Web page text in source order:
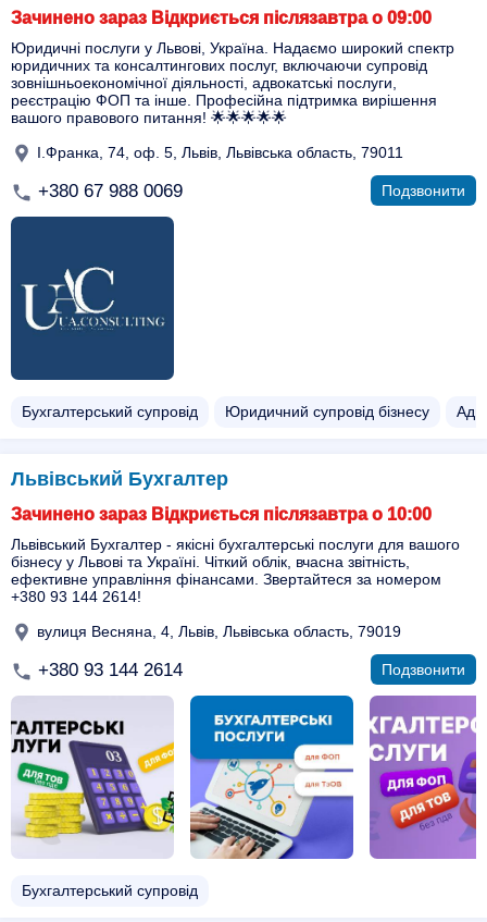
Зачинено зараз Відкриється післязавтра о 09:00
Юридичні послуги у Львові, Україна. Надаємо широкий спектр
юридичних та консалтингових послуг, включаючи супровід
зовнішньоекономічної діяльності, адвокатські послуги,
реєстрацію ФОП та інше. Професійна підтримка вирішення
вашого правового питання! 🌟🌟🌟🌟🌟
І.Франка, 74, оф. 5, Львів, Львівська область, 79011
+380 67 988 0069 Подзвонити
Бухгалтерський супровід Юридичний супровід бізнесу
Львівський Бухгалтер
Зачинено зараз Відкриється післязавтра о 10:00
Львівський Бухгалтер - якісні бухгалтерські послуги для вашого
бізнесу у Львові та Україні. Чіткий облік, вчасна звітність,
ефективне управління фінансами. Звертайтеся за номером
+380 93 144 2614!
вулиця Весняна, 4, Львів, Львівська область, 79019
+380 93 144 2614 Подзвонити
Бухгалтерський супровід